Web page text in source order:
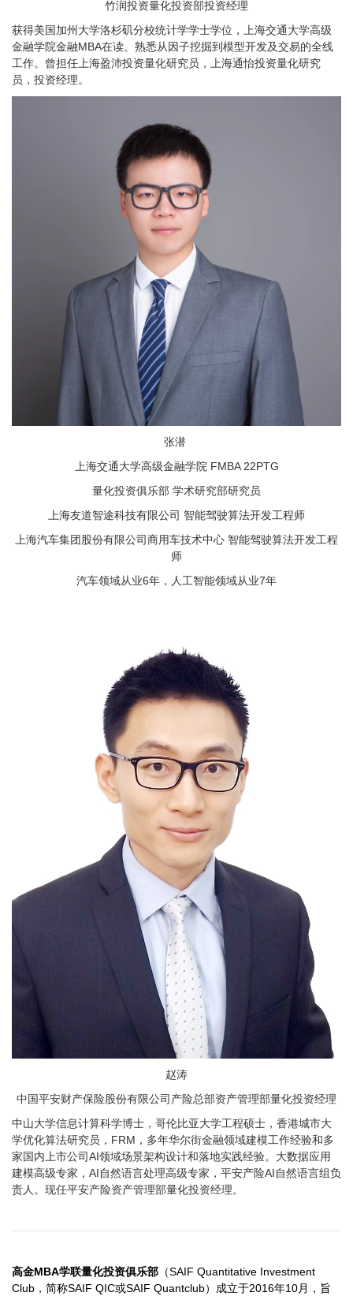
竹润投资量化投资部投资经理
获得美国加州大学洛杉矶分校统计学学士学位，上海交通大学高级
金融学院金融MBA在读。熟悉从因子挖掘到模型开发及交易的全线
工作。曾担任上海盈沛投资量化研究员，上海通怡投资量化研究
员，投资经理。
张潜
上海交通大学高级金融学院 FMBA 22PTG
量化投资俱乐部 学术研究部研究员
上海友道智途科技有限公司 智能驾驶算法开发工程师
上海汽车集团股份有限公司商用车技术中心 智能驾驶算法开发工程
师
汽车领域从业6年，人工智能领域从业7年
赵涛
中国平安财产保险股份有限公司产险总部资产管理部量化投资经理
中山大学信息计算科学博士，哥伦比亚大学工程硕士，香港城市大
学优化算法研究员，FRM，多年华尔街金融领域建模工作经验和多
家国内上市公司AI领域场景架构设计和落地实践经验。大数据应用
建模高级专家，AI自然语言处理高级专家，平安产险AI自然语言组负
责人。现任平安产险资产管理部量化投资经理。
高金MBA学联量化投资俱乐部 （SAIF Quantitative Investment
Club，简称SAIF QIC或SAIF Quantclub）成立于2016年10月，旨